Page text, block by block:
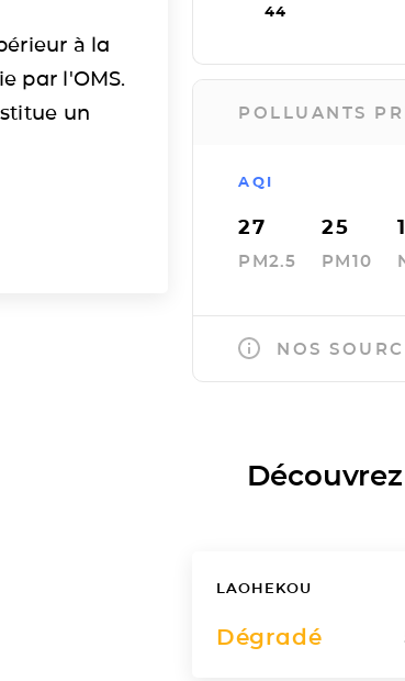
à la
par l'OMS.
un
44
POLLUANTS
AQI
27
PM2.5
25
PM10
NOS
LAOHEKOU
Dégradé